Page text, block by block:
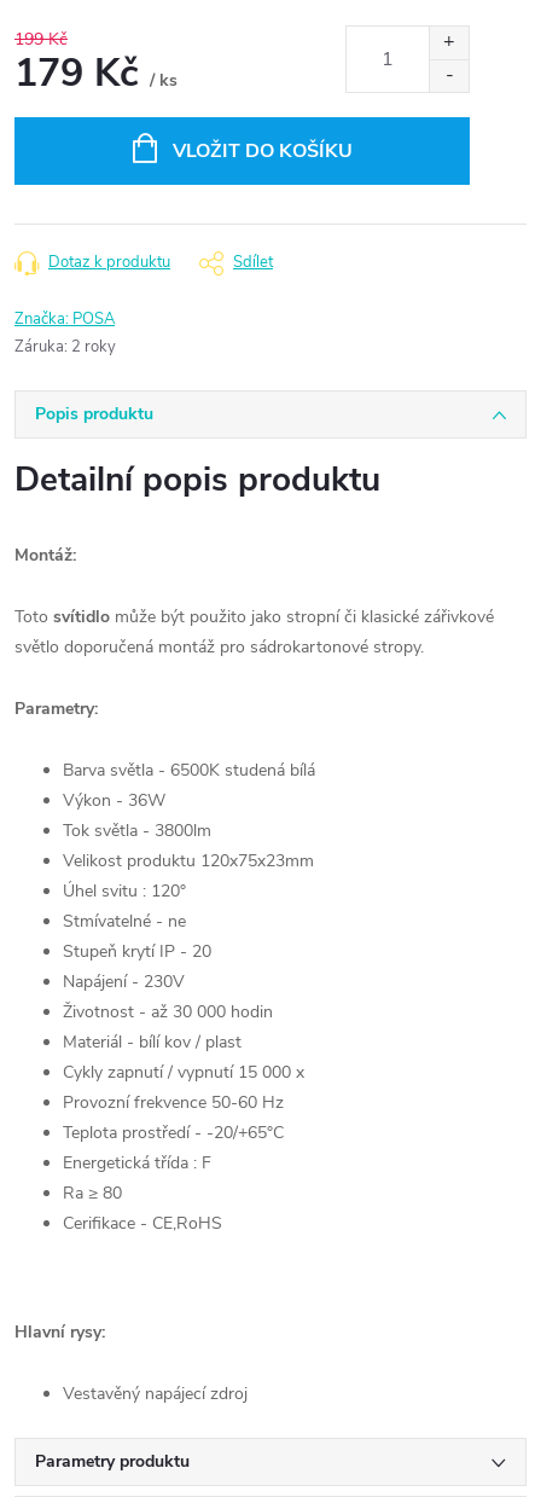
199 Kč
179 Kč / ks
VLOŽIT DO KOŠÍKU
Dotaz k produktu Sdílet
Značka: POSA
Záruka: 2 roky
Popis produktu
Detailní popis produktu
Montáž:
Toto svítidlo může být použito jako stropní či klasické zářivkové
světlo doporučená montáž pro sádrokartonové stropy.
Parametry:
Barva světla - 6500K studená bílá
Výkon - 36W
Tok světla - 3800lm
Velikost produktu 120x75x23mm
Úhel svitu : 120°
Stmívatelné - ne
Stupeň krytí IP - 20
Napájení - 230V
Životnost - až 30 000 hodin
Materiál - bílí kov / plast
Cykly zapnutí / vypnutí 15 000 x
Provozní frekvence 50-60 Hz
Teplota prostředí - -20/+65°C
Energetická třída : F
Ra ≥ 80
Cerifikace - CE,RoHS
Hlavní rysy:
Vestavěný napájecí zdroj
Parametry produktu